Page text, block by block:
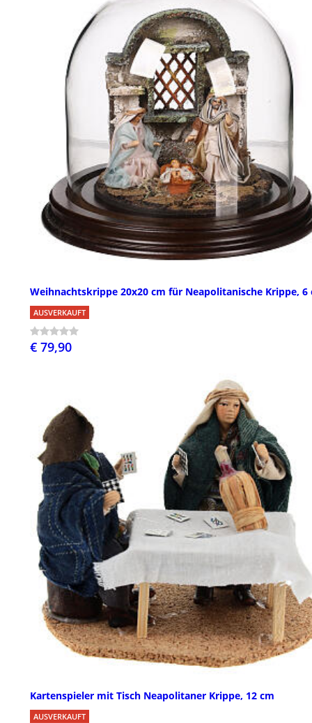
Weihnachtskrippe 20x20 cm für Neapolitanische Krippe, 6
AUSVERKAUFT
€ 79,90
Kartenspieler mit Tisch Neapolitaner Krippe, 12 cm
AUSVERKAUFT